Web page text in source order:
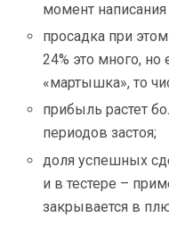
момент написания
просадка при
24% это много, но
«мартышка», то
прибыль растет
периодов застоя;
доля успешных
и в тестере –
закрывается в